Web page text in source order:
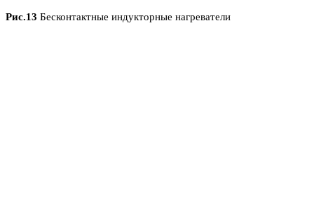
Рис.13 Бесконтактные индукторные нагреватели